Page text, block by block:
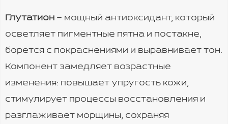
Глутатион – мощный антиоксидант, который
осветляет пигментные пятна и постакне,
борется с покраснениями и выравнивает тон.
Компонент замедляет возрастные
изменения: повышает упругость кожи,
стимулирует процессы восстановления и
разглаживает морщины, сохраняя